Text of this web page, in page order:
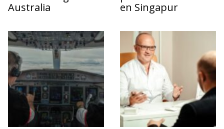
Australia
en Singapur